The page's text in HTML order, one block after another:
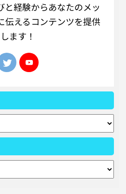
と経験からあなたのメッ
伝えるコンテンツを提供
します！